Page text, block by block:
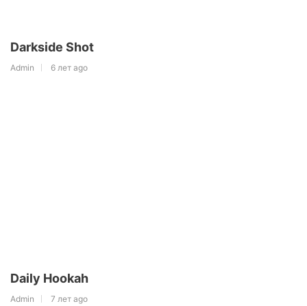
Darkside Shot
Admin 6 лет ago
Daily Hookah
Admin 7 лет ago